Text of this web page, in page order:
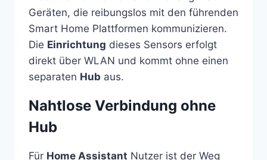
Geräten, die reibungslos mit den führenden
Smart Home Plattformen kommunizieren.
Die Einrichtung dieses Sensors erfolgt
direkt über WLAN und kommt ohne einen
separaten Hub aus.
Nahtlose Verbindung ohne
Hub
Für Home Assistant Nutzer ist der Weg